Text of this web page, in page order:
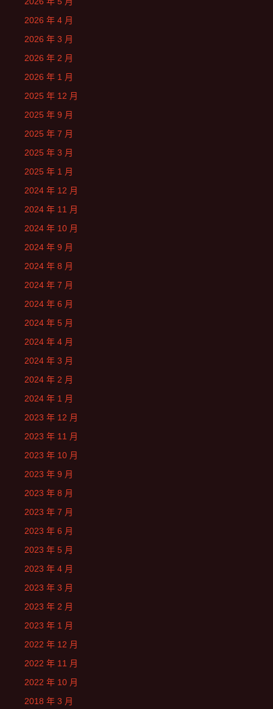
2026 年 4 月
2026 年 3 月
2026 年 2 月
2026 年 1 月
2025 年 12 月
2025 年 9 月
2025 年 7 月
2025 年 3 月
2025 年 1 月
2024 年 12 月
2024 年 11 月
2024 年 10 月
2024 年 9 月
2024 年 8 月
2024 年 7 月
2024 年 6 月
2024 年 5 月
2024 年 4 月
2024 年 3 月
2024 年 2 月
2024 年 1 月
2023 年 12 月
2023 年 11 月
2023 年 10 月
2023 年 9 月
2023 年 8 月
2023 年 7 月
2023 年 6 月
2023 年 5 月
2023 年 4 月
2023 年 3 月
2023 年 2 月
2023 年 1 月
2022 年 12 月
2022 年 11 月
2022 年 10 月
2018 年 3 月